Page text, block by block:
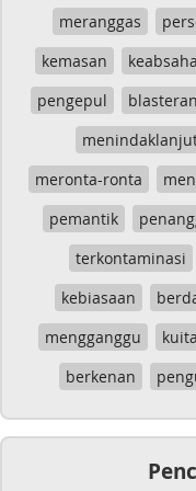
meranggas
kemasan
pengepul
blasteran
meronta-ronta
pemantik
terkontaminasi
kebiasaan
mengganggu
berkenan